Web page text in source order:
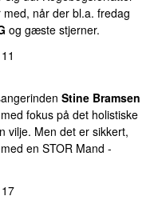
med, når der bl.a. fredag
og gæste stjerner.
11
Stine Bramsen
fokus på det holistiske
vilje. Men det er sikkert,
en STOR Mand -
17